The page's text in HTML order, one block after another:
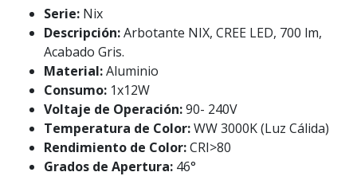
Serie: Nix
Descripción:Arbotante NIX, CREE LED, 700 lm,
Acabado Gris.
Material:Aluminio
Consumo: 1x12W
Voltaje de Operación:90- 240V
Temperatura de Color:WW 3000K (Luz Cálida)
Rendimiento de Color:CRI>80
Grados de Apertura: 46°